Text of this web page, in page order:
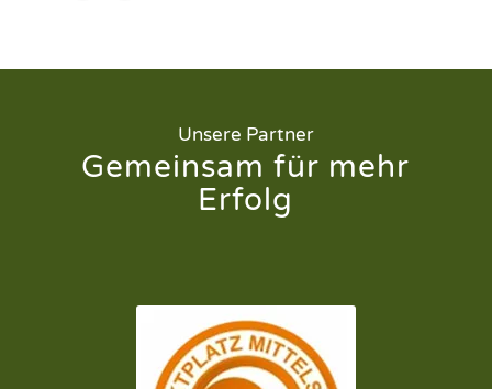
Unsere Partner
Gemeinsam für mehr
Erfolg